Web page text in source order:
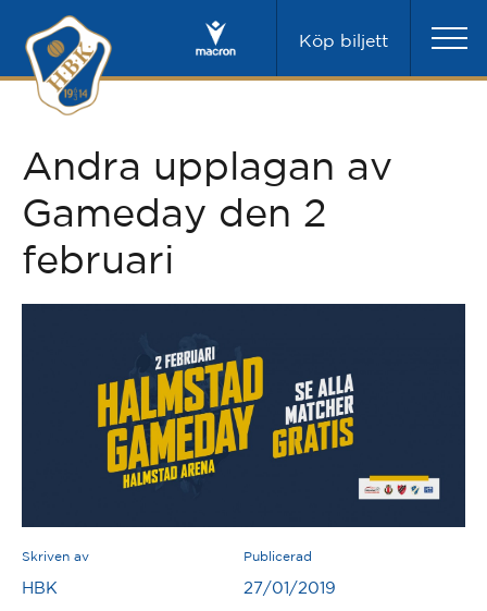
Köp biljett
Andra upplagan av
Gameday den 2
februari
Skriven av
HBK
Publicerad
27/01/2019